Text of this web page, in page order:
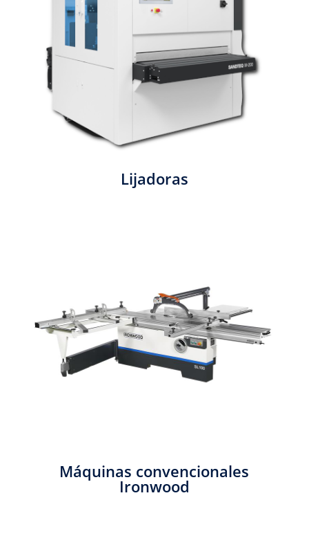
Lijadoras
Máquinas convencionales
Ironwood